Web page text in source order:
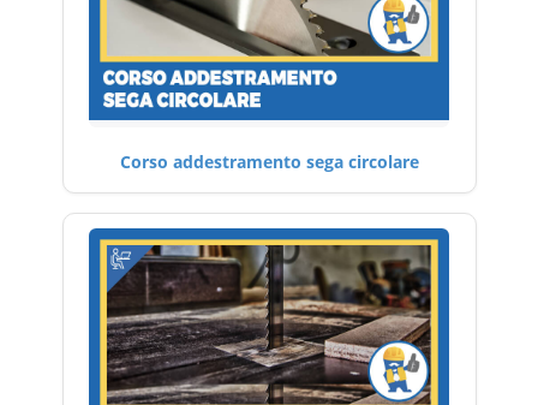
Corso addestramento sega circolare